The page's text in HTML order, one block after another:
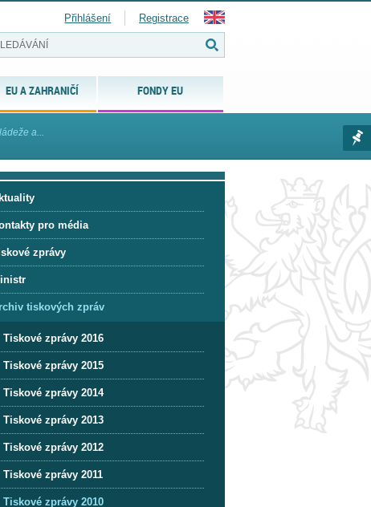
EU A ZAHRANIČÍ FONDY EU
Přihlášení Registrace
a...
pro média
zprávy
tiskových zpráv
Tiskové zprávy 2016
Tiskové zprávy 2015
Tiskové zprávy 2014
Tiskové zprávy 2013
Tiskové zprávy 2012
Tiskové zprávy 2011
Tiskové zprávy 2010